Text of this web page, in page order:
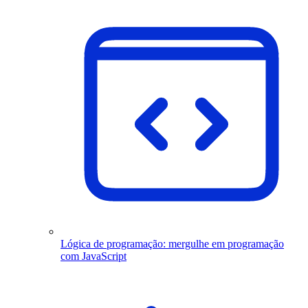
Lógica de programação: mergulhe em programação
com JavaScript